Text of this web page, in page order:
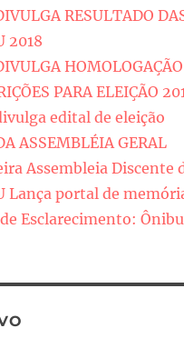
RESULTADO
2018
PARA ELEIÇÃO
edital de eleição
ASSEMBLÉIA GERAL
Assembleia Discente
Lança portal de
Esclarecimento: